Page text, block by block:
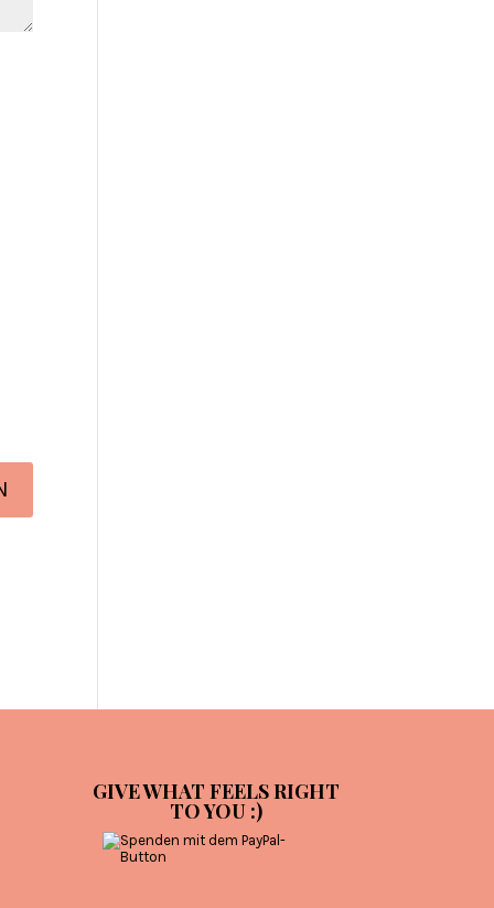
GIVE WHAT FEELS RIGHT
TO YOU :)